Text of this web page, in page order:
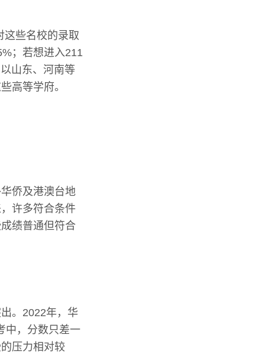
这些名校的录取
；若想进入211
山东、河南等
高等学府。
侨及港澳台地
许多符合条件
绩普通但符合
。2022年，华
中，分数只差一
压力相对较